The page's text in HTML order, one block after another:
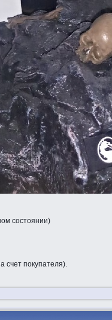
состоянии)
счет покупателя).